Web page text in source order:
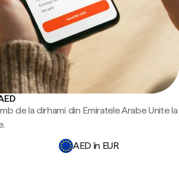
de la dirhami din Emiratele Arabe Unite la
AED în EUR